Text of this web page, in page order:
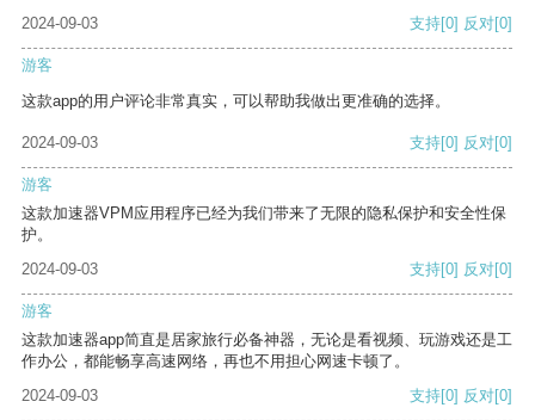
2024-09-03
支持[0] 反对[0]
游客
这款app的用户评论非常真实，可以帮助我做出更准确的选择。
2024-09-03 支持[0] 反对[0]
游客
这款加速器VPM应用程序已经为我们带来了无限的隐私保护和安全性保
护。
2024-09-03
支持[0] 反对[0]
游客
这款加速器app简直是居家旅行必备神器，无论是看视频、玩游戏还是工
作办公，都能畅享高速网络，再也不用担心网速卡顿了。
2024-09-03
支持[0] 反对[0]